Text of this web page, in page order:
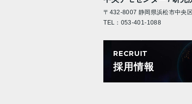
〒432-8007 静岡県浜松市中央
TEL： 053-401-1088
RECRUIT
採用情報